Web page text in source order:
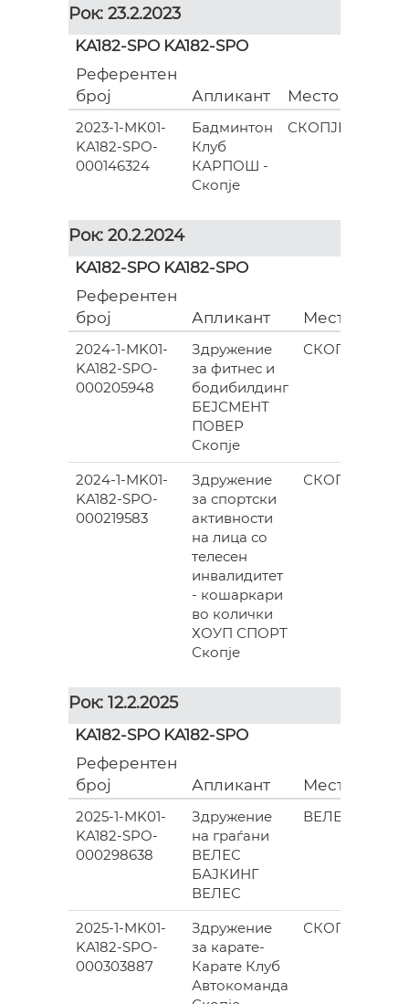
Рок: 23.2.2023
KA182-SPO KA182-SPO
Референтен
број
Апликант Место
2023-1-MK01-
KA182-SPO-
000146324
Бадминтон
Клуб
КАРПОШ -
Скопје
СКОПЈЕ
Рок: 20.2.2024
KA182-SPO KA182-SPO
Референтен
број
Апликант Место
2024-1-MK01-
KA182-SPO-
000205948
Здружение
за фитнес и
бодибилдинг
БЕЈСМЕНТ
ПОВЕР
Скопје
СКОПЈЕ
2024-1-MK01-
KA182-SPO-
000219583
Здружение
за спортски
активности
на лица со
телесен
инвалидитет
- кошаркари
во колички
ХОУП СПОРТ
Скопје
СКОПЈЕ
Рок: 12.2.2025
KA182-SPO KA182-SPO
Референтен
број
Апликант Место
2025-1-MK01-
KA182-SPO-
000298638
Здружение
на граѓани
ВЕЛЕС
БАЈКИНГ
ВЕЛЕС
ВЕЛЕС
2025-1-MK01-
KA182-SPO-
000303887
Здружение
за карате-
Карате Клуб
Автокоманда
СКОПЈЕ